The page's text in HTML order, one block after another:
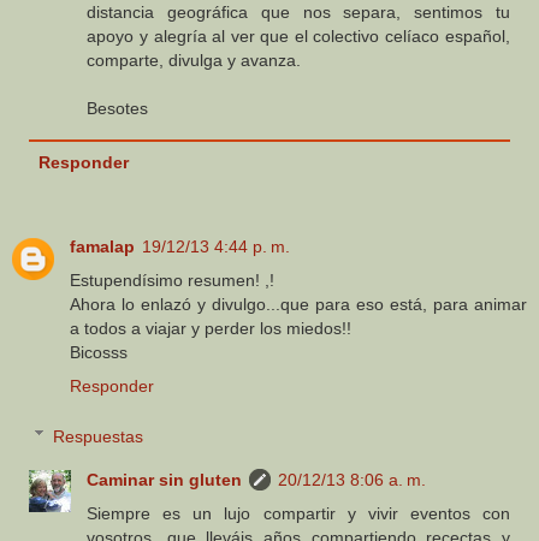
distancia geográfica que nos separa, sentimos tu
apoyo y alegría al ver que el colectivo celíaco español,
comparte, divulga y avanza.
Besotes
Responder
famalap 19/12/13 4:44 p. m.
Estupendísimo resumen! ,!
Ahora lo enlazó y divulgo...que para eso está, para animar
a todos a viajar y perder los miedos!!
Bicosss
Responder
Respuestas
Caminar sin gluten
20/12/13 8:06 a. m.
Siempre es un lujo compartir y vivir eventos con
vosotros, que lleváis años compartiendo recectas y